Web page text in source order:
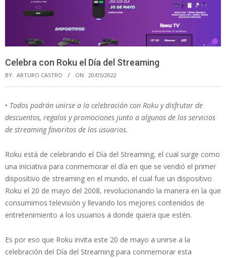
Celebra con Roku el Día del Streaming
BY: ARTURO CASTRO ON: 20/05/2022
• Todos podrán unirse a la celebración con Roku y disfrutar de
descuentos, regalos y promociones junto a algunos de los servicios
de streaming favoritos de los usuarios.
Roku está de celebrando el Día del Streaming, el cual surge como
una iniciativa para conmemorar el día en que se vendió el primer
dispositivo de streaming en el mundo, el cual fue un dispositivo
Roku el 20 de mayo del 2008, revolucionando la manera en la que
consumimos televisión y llevando los mejores contenidos de
entretenimiento a los usuarios a donde quiera que estén.
Es por eso que Roku invita este 20 de mayo a unirse a la
celebración del Día del Streaming para conmemorar esta